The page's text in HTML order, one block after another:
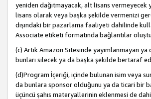
yeniden dağıtmayacak, alt lisans
lisans olarak veya başka şekilde vermenizi
dışındaki bir pazarlama faaliyeti dahilinde
Associate etiketi formatında bağlantılar
(c) Artık Amazon Sitesinde yayımlanmayan ya
bunları silecek ya da başka şekilde bertaraf
(d)Program İçeriği, içinde bulunan isim veya
da bunlara sponsor olduğunu ya da ticari bir
üçüncü şahıs materyallerinin eklenmesi de